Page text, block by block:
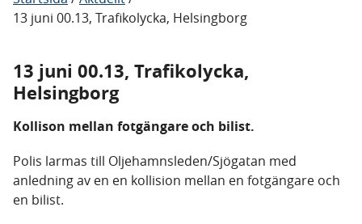
13 juni 00.13, Trafikolycka, Helsingborg
13 juni 00.13, Trafikolycka,
Helsingborg
Kollison mellan fotgängare och bilist.
Polis larmas till Oljehamnsleden/Sjögatan med
anledning av en en kollision mellan en fotgängare och
en bilist.